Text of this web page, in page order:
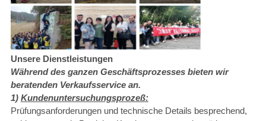
Unsere Dienstleistungen
Während des ganzen Geschäftsprozesses bieten wir
beratenden Verkaufsservice an.
1) Kundenuntersuchungsprozeß:
Prüfungsanforderungen und technische Details besprechend,